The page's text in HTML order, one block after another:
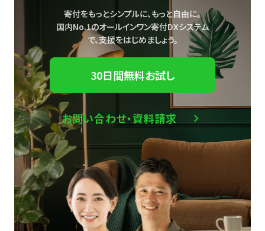
寄付をもっとシンプルに、もっと自由に。
国内No.1のオールインワン寄付DXシステム
で、支援をはじめましょう。
30日間無料お試し
お問い合わせ・資料請求